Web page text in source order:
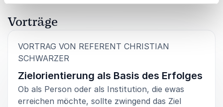
Vorträge
VORTRAG VON REFERENT CHRISTIAN
SCHWARZER
Zielorientierung als Basis des Erfolges
Ob als Person oder als Institution, die ewas
erreichen möchte, sollte zwingend das Ziel